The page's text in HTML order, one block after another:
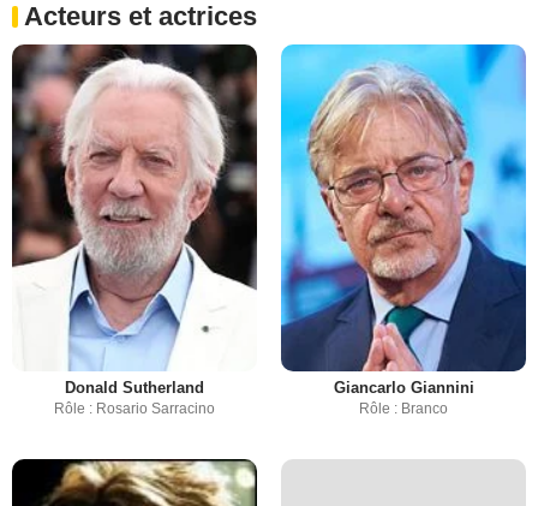
Acteurs et actrices
Donald Sutherland
Rôle : Rosario Sarracino
Giancarlo Giannini
Rôle : Branco